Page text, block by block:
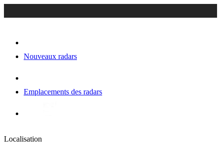
Nouveaux radars
Emplacements des radars
Localisation